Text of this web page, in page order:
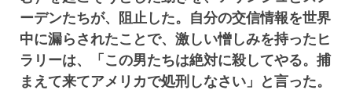
ーデンたちが、阻止した。自分の交信情報を世界
中に漏らされたことで、激しい憎しみを持ったヒ
ラリーは、「この男たちは絶対に殺してやる。捕
まえて来てアメリカで処刑しなさい」と言った。